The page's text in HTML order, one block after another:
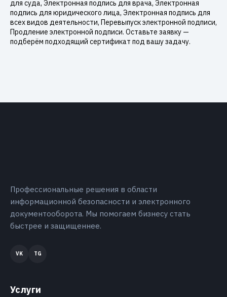
для суда, Электронная подпись для врача, Электронная
подпись для юридического лица, Электронная подпись для
всех видов деятельности, Перевыпуск электронной подписи,
Продление электронной подписи. Оставьте заявку —
подберём подходящий сертификат под вашу задачу.
Профессиональные решения в области
информационной безопасности и электронного
документооборота. Мы помогаем бизнесу стать
быстрее и защищеннее.
Услуги